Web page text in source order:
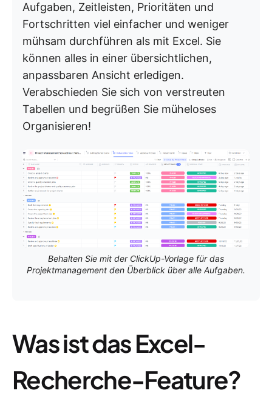
Aufgaben, Zeitleisten, Prioritäten und
Fortschritten viel einfacher und weniger
mühsam durchführen als mit Excel. Sie
können alles in einer übersichtlichen,
anpassbaren Ansicht erledigen.
Verabschieden Sie sich von verstreuten
Tabellen und begrüßen Sie müheloses
Organisieren!
Behalten Sie mit der ClickUp-Vorlage für das
Projektmanagement den Überblick über alle Aufgaben.
Was ist das Excel-
Recherche-Feature?